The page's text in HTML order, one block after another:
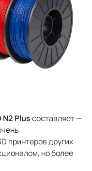
N2 Plusсоставляет —
принтеров других
но более